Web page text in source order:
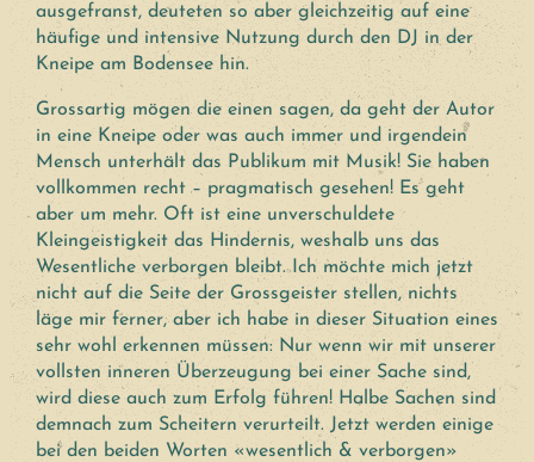
ausgefranst, deuteten so aber gleichzeitig auf eine
häufige und intensive Nutzung durch den DJ in der
Kneipe am Bodensee hin.
Grossartig mögen die einen sagen, da geht der Autor
in eine Kneipe oder was auch immer und irgendein
Mensch unterhält das Publikum mit Musik! Sie haben
vollkommen recht – pragmatisch gesehen! Es geht
aber um mehr. Oft ist eine unverschuldete
Kleingeistigkeit das Hindernis, weshalb uns das
Wesentliche verborgen bleibt. Ich möchte mich jetzt
nicht auf die Seite der Grossgeister stellen, nichts
läge mir ferner, aber ich habe in dieser Situation eines
sehr wohl erkennen müssen: Nur wenn wir mit unserer
vollsten inneren Überzeugung bei einer Sache sind,
wird diese auch zum Erfolg führen! Halbe Sachen sind
demnach zum Scheitern verurteilt. Jetzt werden einige
bei den beiden Worten «wesentlich & verborgen»